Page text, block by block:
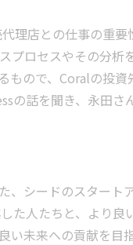
理店との仕事の重
プロセスやその分析
もので、Coralの投
の話を聞き、永田さ
シードのスタート
人たちと、より良
未来への貢献を目指